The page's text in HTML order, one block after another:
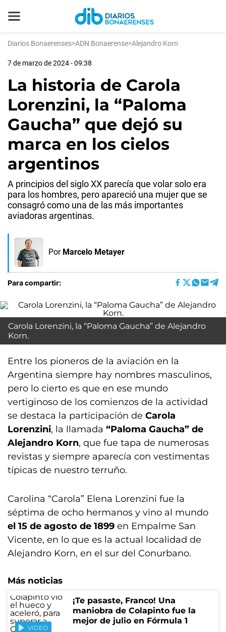
Diarios Bonaerenses>ADN Bonaerense>Alejandro Korn
7 de marzo de 2024 - 09:38
La historia de Carola
Lorenzini, la “Paloma
Gaucha” que dejó su
marca en los cielos
argentinos
A principios del siglo XX parecía que volar solo era
para los hombres, pero apareció una mujer que se
consagró como una de las más importantes
aviadoras argentinas.
Por Marcelo Metayer
Para compartir:
Carola Lorenzini, la “Paloma Gaucha” de Alejandro
Korn.
Entre los pioneros de la aviación en la
Argentina siempre hay nombres masculinos,
pero lo cierto es que en ese mundo
vertiginoso de los comienzos de la actividad
se destaca la participación de Carola
Lorenzini, la llamada “Paloma Gaucha” de
Alejandro Korn, que fue tapa de numerosas
revistas y siempre aparecía con vestimentas
típicas de nuestro terruño.
Carolina “Carola” Elena Lorenzini fue la
séptima de ocho hermanos y vino al mundo
el 15 de agosto de 1899 en Empalme San
Vicente, en lo que es la actual localidad de
Alejandro Korn, en el sur del Conurbano.
Más noticias
VIDEO
¡Te pasaste, Franco! Una
maniobra de Colapinto fue la
mejor de julio en Fórmula 1